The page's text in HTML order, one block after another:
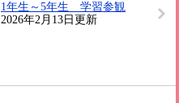
1年生～5年生 学習参観
2026年2月13日更新